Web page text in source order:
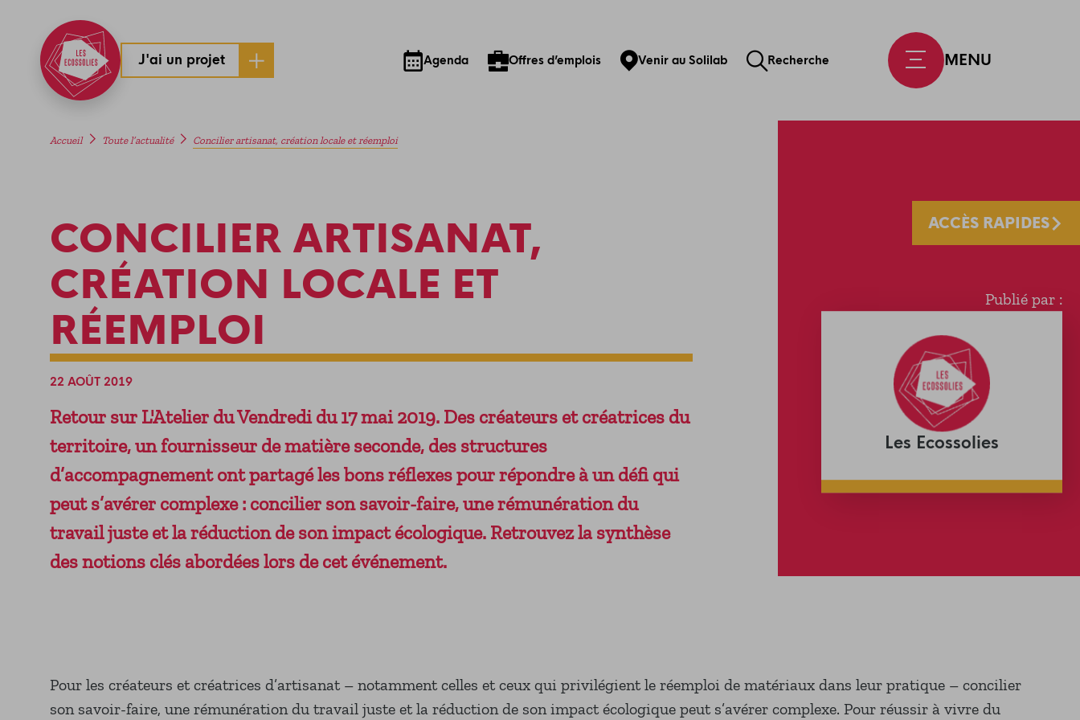
J'ai un projet Agenda Offres d’emplois Venir au Solilab Recherche MENU
ACCÈS RAPIDES
Accueil Toute l’actualité Concilier artisanat, création locale et réemploi
CONCILIER ARTISANAT,
CRÉATION LOCALE ET
RÉEMPLOI
22 AOÛT 2019
Retour sur L'Atelier du Vendredi du 17 mai 2019. Des créateurs et créatrices du
territoire, un fournisseur de matière seconde, des structures
d’accompagnement ont partagé les bons réflexes pour répondre à un défi qui
peut s’avérer complexe : concilier son savoir-faire, une rémunération du
travail juste et la réduction de son impact écologique. Retrouvez la synthèse
des notions clés abordées lors de cet événement.
Publié par :
Les Ecossolies
Pour les créateurs et créatrices d’artisanat – notamment celles et ceux qui privilégient le réemploi de matériaux dans leur pratique – concilier
son savoir-faire, une rémunération du travail juste et la réduction de son impact écologique peut s’avérer complexe. Pour réussir à vivre du